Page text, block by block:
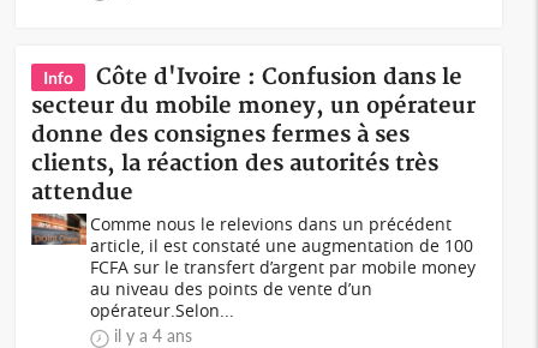
Info
Côte d'Ivoire : Confusion dans le
secteur du mobile money, un opérateur
donne des consignes fermes à ses
clients, la réaction des autorités très
attendue
Comme nous le relevions dans un précédent
article, il est constaté une augmentation de 100
FCFA sur le transfert d’argent par mobile money
au niveau des points de vente d’un
opérateur.Selon...
il y a 4 ans